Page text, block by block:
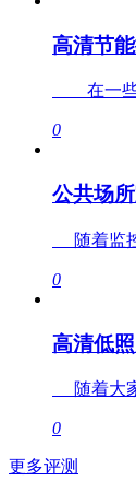
高清节
在一些
0
公共场
随着监
0
高清低
随着大
0
更多评测